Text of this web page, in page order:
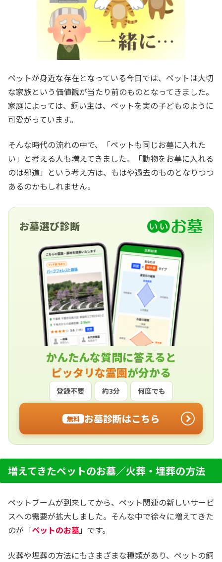
ペットが身近な存在となっている今日では、ペットは大切
な家族という価値観が当たり前のものとなってきました。
家庭によっては、飼い主は、ペットを実の子どものように
可愛がっています。
そんな時代の流れの中で、「ペットも同じお墓に入れた
い」と考える人も増えてきました。「動物をお墓に入れる
のは邪道」という考え方は、もはや過去のものとなりつつ
あるのかもしれません。
お墓選び診断
かんたんな質問に答えると
ピッタリな霊園が分かる
登録不要 約3分 何度でも
無料 お墓診断はこちら
増えてきたペットのお墓／火葬・埋葬の方法
ペットブームが到来してから、ペット関連の新しいサービ
スへの需要が拡大しました。そんな中で徐々に増えてきた
のが「ペットのお墓」です。
火葬や埋葬の方法にもさまざまな種類があり、ペットの飼